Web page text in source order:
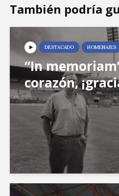
También podría
DESTACADO HOMENAJES
“In
corazón,